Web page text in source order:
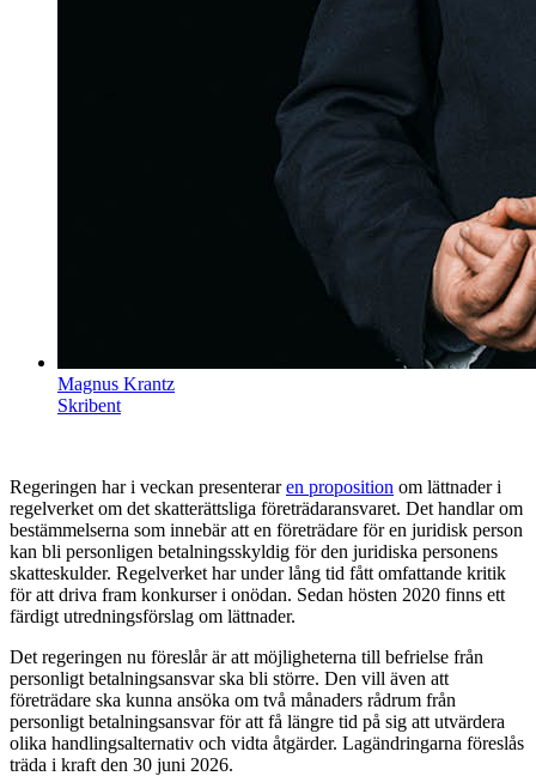
Magnus Krantz
Skribent
Regeringen har i veckan presenteraren proposition om lättnader i
regelverket om det skatterättsliga företrädaransvaret. Det handlar om
bestämmelserna som innebär att en företrädare för en juridisk person
kan bli personligen betalningsskyldig för den juridiska personens
skatteskulder. Regelverket har under lång tid fått omfattande kritik
för att driva fram konkurser i onödan. Sedan hösten 2020 finns ett
färdigt utredningsförslag om lättnader.
Det regeringen nu föreslår är att möjligheterna till befrielse från
personligt betalningsansvar ska bli större. Den vill även att
företrädare ska kunna ansöka om två månaders rådrum från
personligt betalningsansvar för att få längre tid på sig att utvärdera
olika handlingsalternativ och vidta åtgärder. Lagändringarna föreslås
träda i kraft den 30 juni 2026.